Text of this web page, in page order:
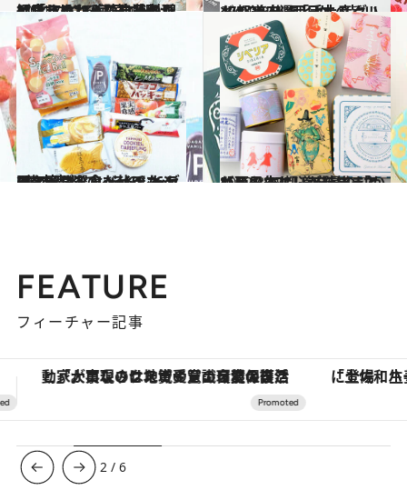
2024.7.31
【はじめから読む】料理は「ラクじゃないわぁ」と思うけれど…神崎恵が紹介する“3人の息子のため”につくる毎日ご飯
グルメ 2024.1.4
47都道府県「手土産グルメ」2024 “西日本の旨いもの”を総まとめ
グルメ
2023.6.25
3億本売れているのに64円の安さ！ シャトレーゼのアイスを食べ比べた ライターが選んだイチオシは？
グルメ 2022.3.19
【西日本エリアを総まとめ】おいしいが詰まっている！ 47都道府県の「かわいい缶」
グルメ
FEATURE
フィーチャー記事
「土佐和ハーブかき氷」がOMO7高知に登場！生姜、山椒、大葉など目にも舌にも涼を呼ぶ郷土の味 【銀座で出合う最旬美容】美髪ケアや上質
3 /6